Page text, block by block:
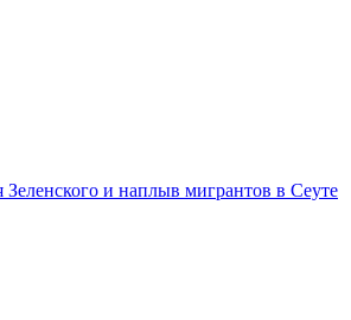
и наплыв мигрантов в Сеуте